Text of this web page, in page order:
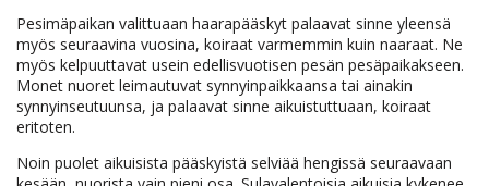
Pesimäpaikan valittuaan haarapääskyt palaavat sinne yleensä
myös seuraavina vuosina, koiraat varmemmin kuin naaraat. Ne
myös kelpuuttavat usein edellisvuotisen pesän pesäpaikakseen.
Monet nuoret leimautuvat synnyinpaikkaansa tai ainakin
synnyinseutuunsa, ja palaavat sinne aikuistuttuaan, koiraat
eritoten.
Noin puolet aikuisista pääskyistä selviää hengissä seuraavaan